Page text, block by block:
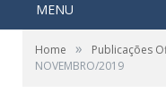
MENU
Home » Publicações
NOVEMBRO/2019